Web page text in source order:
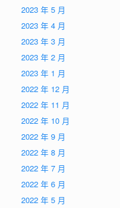
2023 年 5 月
2023 年 4 月
2023 年 3 月
2023 年 2 月
2023 年 1 月
2022 年 12 月
2022 年 11 月
2022 年 10 月
2022 年 9 月
2022 年 8 月
2022 年 7 月
2022 年 6 月
2022 年 5 月